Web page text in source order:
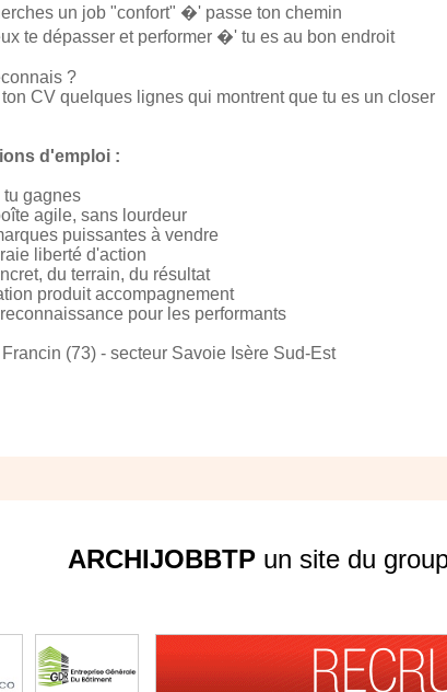
un job "confort" �' passe ton chemin
te dépasser et performer �' tu es au bon endroit
?
CV quelques lignes qui montrent que tu es un closer
d'emploi :
tu gagnes
agile, sans lourdeur
puissantes à vendre
liberté d'action
du terrain, du résultat
produit accompagnement
pour les performants
(73) - secteur Savoie Isère Sud-Est
ARCHIJOBBTPun site du